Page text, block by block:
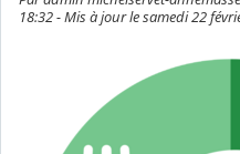
18:32 - Mis à jour le samedi 22